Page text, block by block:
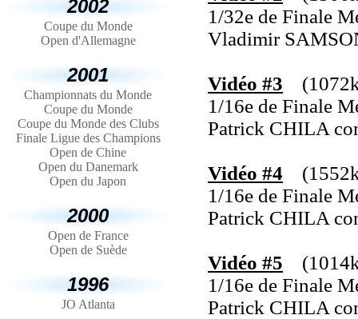
2002
Coupe du Monde
Open d'Allemagne
2001
Championnats du Monde
Coupe du Monde
Coupe du Monde des Clubs
Finale Ligue des Champions
Open de Chine
Open du Danemark
Open du Japon
2000
Open de France
Open de Suède
1996
JO Atlanta
1/32e de Finale
Vladimir
Vidéo #3
1/16e de Finale
Patrick CHILA
Vidéo #4
1/16e de Finale
Patrick CHILA
Vidéo #5
1/16e de Finale
Patrick CHILA